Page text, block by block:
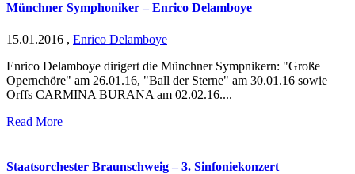
Münchner Symphoniker – Enrico Delamboye
15.01.2016 , Enrico Delamboye
Enrico Delamboye dirigert die Münchner Sympnikern: "Große
Opernchöre" am 26.01.16, "Ball der Sterne" am 30.01.16 sowie
Orffs CARMINA BURANA am 02.02.16....
Read More
Staatsorchester Braunschweig – 3. Sinfoniekonzert